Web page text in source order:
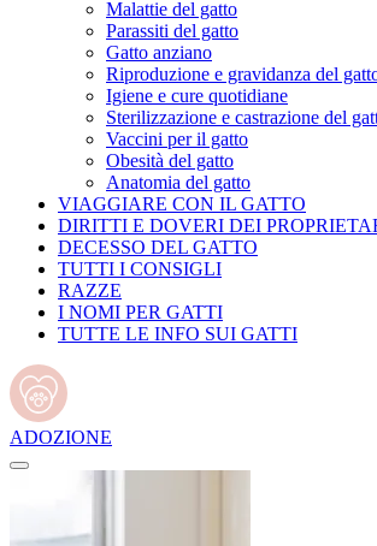
Malattie del gatto
Parassiti del gatto
Gatto anziano
Riproduzione e gravidanza del
Igiene e cure quotidiane
Sterilizzazione e castrazione del
Vaccini per il gatto
Obesità del gatto
Anatomia del gatto
VIAGGIARE CON IL GATTO
DIRITTI E DOVERI DEI
DECESSO DEL GATTO
TUTTI I CONSIGLI
RAZZE
I NOMI PER GATTI
TUTTE LE INFO SUI GATTI
ADOZIONE